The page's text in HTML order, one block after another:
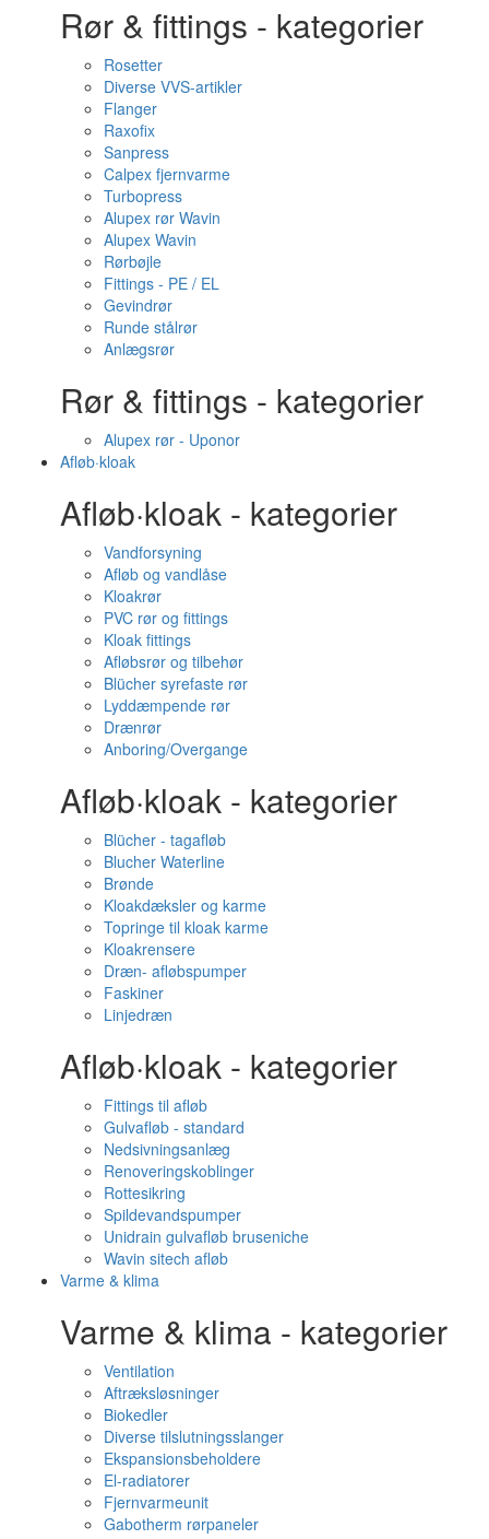
Rør & fittings - kategorier
Rosetter
Diverse VVS-artikler
Flanger
Raxofix
Sanpress
Calpex fjernvarme
Turbopress
Alupex rør Wavin
Alupex Wavin
Rørbøjle
Fittings - PE / EL
Gevindrør
Runde stålrør
Anlægsrør
Rør & fittings - kategorier
Alupex rør - Uponor
Afløb·kloak
Afløb·kloak - kategorier
Vandforsyning
Afløb og vandlåse
Kloakrør
PVC rør og fittings
Kloak fittings
Afløbsrør og tilbehør
Blücher syrefaste rør
Lyddæmpende rør
Drænrør
Anboring/Overgange
Afløb·kloak - kategorier
Blücher - tagafløb
Blucher Waterline
Brønde
Kloakdæksler og karme
Topringe til kloak karme
Kloakrensere
Dræn- afløbspumper
Faskiner
Linjedræn
Afløb·kloak - kategorier
Fittings til afløb
Gulvafløb - standard
Nedsivningsanlæg
Renoveringskoblinger
Rottesikring
Spildevandspumper
Unidrain gulvafløb bruseniche
Wavin sitech afløb
Varme & klima
Varme & klima - kategorier
Ventilation
Aftræksløsninger
Biokedler
Diverse tilslutningsslanger
Ekspansionsbeholdere
El-radiatorer
Fjernvarmeunit
Gabotherm rørpaneler